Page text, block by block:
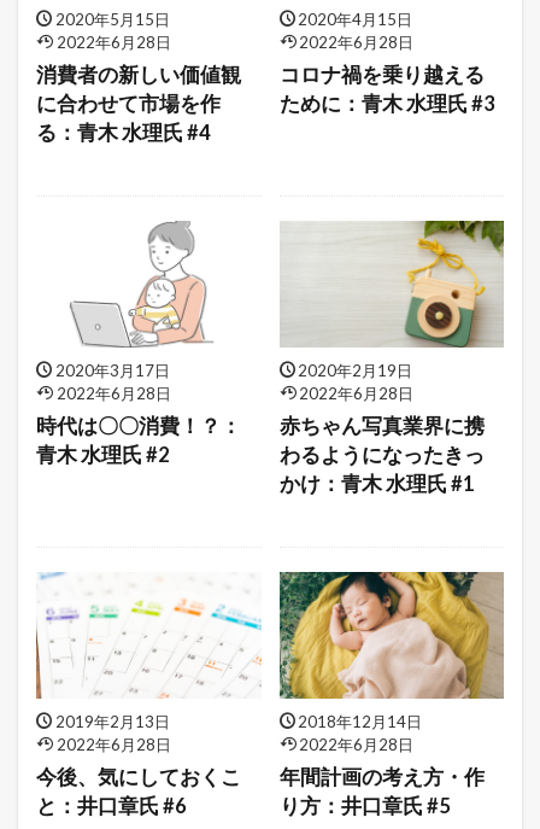
2020年5月15日
2022年6月28日
消費者の新しい価値観
に合わせて市場を作
る：青木 水理氏 #4
2020年4月15日
2022年6月28日
コロナ禍を乗り越える
ために：青木 水理氏 #3
2020年3月17日
2022年6月28日
時代は〇〇消費！？：
青木 水理氏 #2
2020年2月19日
2022年6月28日
赤ちゃん写真業界に携
わるようになったきっ
かけ：青木 水理氏 #1
2019年2月13日
2022年6月28日
今後、気にしておくこ
と：井口章氏 #6
2018年12月14日
2022年6月28日
年間計画の考え方・作
り方：井口章氏 #5